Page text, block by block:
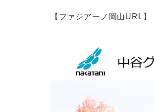
【ファジアーノ岡山URL】